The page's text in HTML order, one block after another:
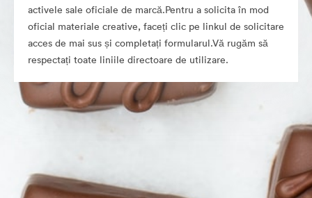
activele sale oficiale de marcă.Pentru a solicita în mod
oficial materiale creative, faceți clic pe linkul de solicitare
acces de mai sus și completați formularul.Vă rugăm să
respectați toate liniile directoare de utilizare.